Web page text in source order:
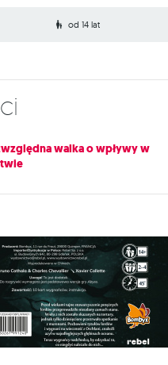
od 14 lat
walka o wpływy w